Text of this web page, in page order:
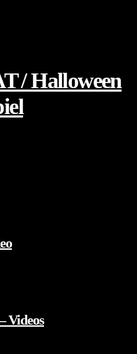
/ Halloween
Videos